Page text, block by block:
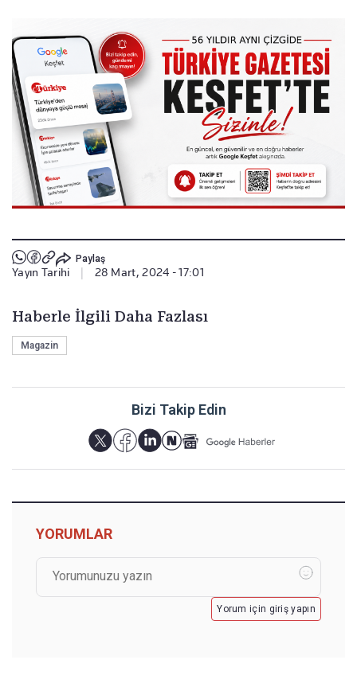
Paylaş
Yayın Tarihi 28 Mart, 2024 - 17:01
Haberle İlgili Daha Fazlası
Magazin
Bizi Takip Edin
YORUMLAR
Yorum için giriş yapın